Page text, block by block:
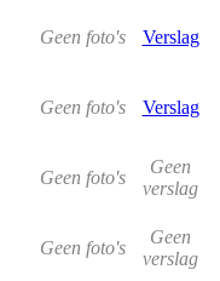
Geen foto's Verslag
Geen foto's Verslag
Geen foto's
Geen
verslag
Geen foto's
Geen
verslag